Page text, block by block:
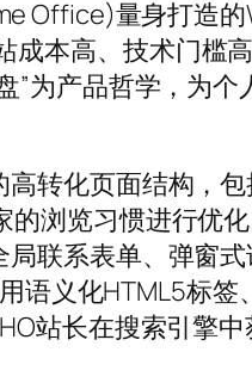
Office)量身打造
成本高、技术门槛
”为产品哲学，为
转化页面结构，
浏览习惯进行优
联系表单、弹窗
义化HTML5标签
站长在搜索引擎